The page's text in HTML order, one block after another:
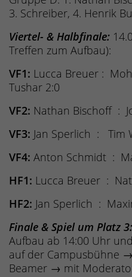
3. Schreiber, 4. Henrik
Viertel- & Halbfinale:
Treffen zum Aufbau):
VF1: Lucca Breuer :
Tushar 2:0
VF2: Nathan Bischoff :
VF3: Jan Sperlich : Tim
VF4: Anton Schmidt :
HF1: Lucca Breuer :
HF2: Jan Sperlich :
Finale & Spiel um Platz 3:
Aufbau ab 14:00 Uhr
auf der Campusbühne
Beamer → mit